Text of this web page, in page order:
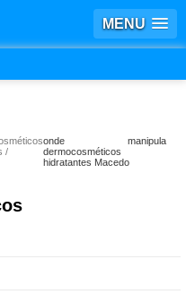
MENU
onde manipula
dermocosméticos
hidratantes Macedo